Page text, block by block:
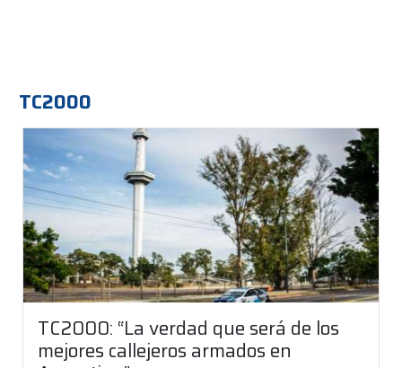
TC2000
TC2000: “La verdad que será de los
mejores callejeros armados en